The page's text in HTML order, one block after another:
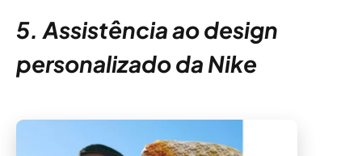
5. Assistência ao design
personalizado da Nike